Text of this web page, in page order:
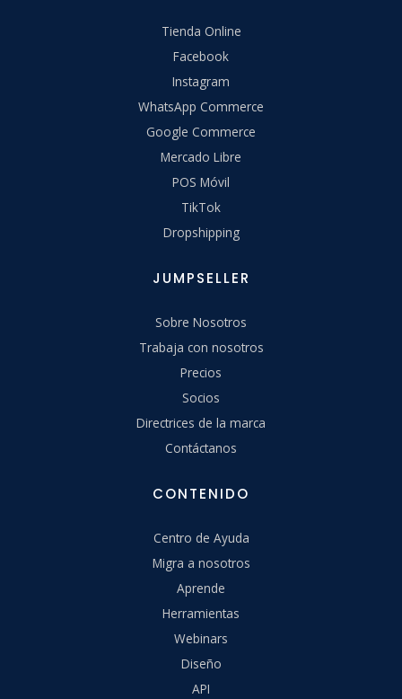
Tienda Online
Facebook
Instagram
WhatsApp Commerce
Google Commerce
Mercado Libre
POS Móvil
TikTok
Dropshipping
JUMPSELLER
Sobre Nosotros
Trabaja con nosotros
Precios
Socios
Directrices de la marca
Contáctanos
CONTENIDO
Centro de Ayuda
Migra a nosotros
Aprende
Herramientas
Webinars
Diseño
API